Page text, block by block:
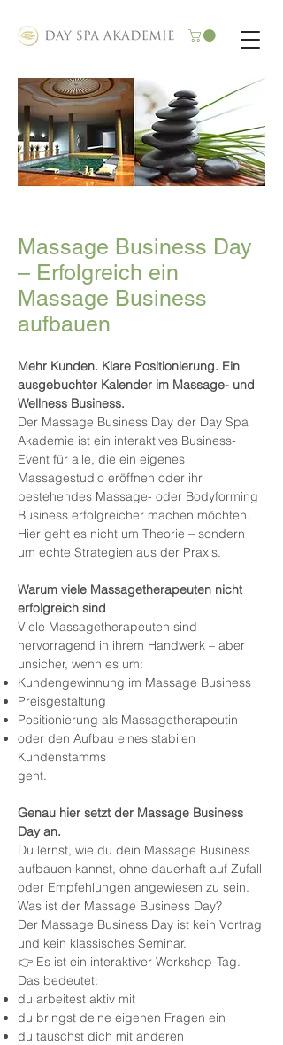
Massage Business Day
– Erfolgreich ein
Massage Business
aufbauen
Mehr Kunden. Klare Positionierung. Ein
ausgebuchter Kalender im Massage- und
Wellness Business.
Der Massage Business Day der Day Spa
Akademie ist ein interaktives Business-
Event für alle, die ein eigenes
Massagestudio eröffnen oder ihr
bestehendes Massage- oder Bodyforming
Business erfolgreicher machen möchten.
Hier geht es nicht um Theorie – sondern
um echte Strategien aus der Praxis.
Warum viele Massagetherapeuten nicht
erfolgreich sind
Viele Massagetherapeuten sind
hervorragend in ihrem Handwerk – aber
unsicher, wenn es um:
Kundengewinnung im Massage Business
Preisgestaltung
Positionierung als Massagetherapeutin
oder den Aufbau eines stabilen
Kundenstamms
geht.
Genau hier setzt der Massage Business
Day an.
Du lernst, wie du dein Massage Business
aufbauen kannst, ohne dauerhaft auf Zufall
oder Empfehlungen angewiesen zu sein.
Was ist der Massage Business Day?
Der Massage Business Day ist kein Vortrag
und kein klassisches Seminar.
👉 Es ist ein interaktiver Workshop-Tag.
Das bedeutet:
du arbeitest aktiv mit
du bringst deine eigenen Fragen ein
du tauschst dich mit anderen